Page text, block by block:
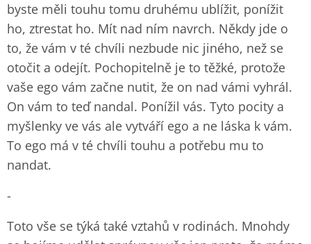
byste měli touhu tomu druhému ublížit, ponížit
ho, ztrestat ho. Mít nad ním navrch. Někdy jde o
to, že vám v té chvíli nezbude nic jiného, než se
otočit a odejít. Pochopitelně je to těžké, protože
vaše ego vám začne nutit, že on nad vámi vyhrál.
On vám to teď nandal. Ponížil vás. Tyto pocity a
myšlenky ve vás ale vytváří ego a ne láska k vám.
To ego má v té chvíli touhu a potřebu mu to
nandat.
-
Toto vše se týká také vztahů v rodinách. Mnohdy